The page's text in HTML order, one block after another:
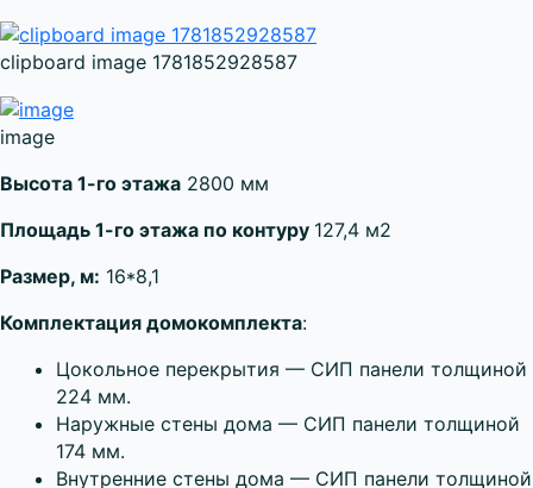
clipboard image 1781852928587
image
Высота 1-го этажа 2800 мм
Площадь 1-го этажа по контуру 127,4 м2
Размер, м: 16*8,1
Комплектация домокомплекта:
Цокольное перекрытия — СИП панели толщиной
224 мм.
Наружные стены дома — СИП панели толщиной
174 мм.
Внутренние стены дома — СИП панели толщиной